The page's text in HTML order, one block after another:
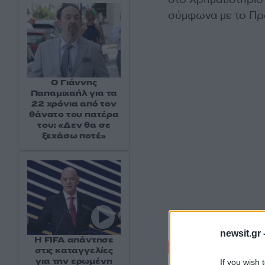
newsit.gr
If you wish
σύμφωνα με το
Ο Γιάννης
Παπαμιχαήλ για τα
22 χρόνια από τον
θάνατο του πατέρα
του: «Δεν θα σε
ξεχάσω ποτέ»
Η FIFA απάντησε
στις καταγγελίες
για την ερωμένη